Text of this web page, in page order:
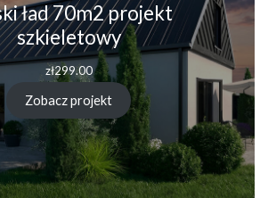
ład 70m2 projekt
szkieletowy
zł299.00
Zobacz projekt